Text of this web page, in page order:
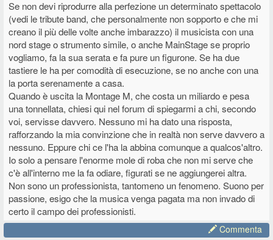
Se non devi riprodurre alla perfezione un determinato spettacolo
(vedi le tribute band, che personalmente non sopporto e che mi
creano il più delle volte anche imbarazzo) il musicista con una
nord stage o strumento simile, o anche MainStage se proprio
vogliamo, fa la sua serata e fa pure un figurone. Se ha due
tastiere le ha per comodità di esecuzione, se no anche con una
la porta serenamente a casa.
Quando è uscita la Montage M, che costa un miliardo e pesa
una tonnellata, chiesi qui nel forum di spiegarmi a chi, secondo
voi, servisse davvero. Nessuno mi ha dato una risposta,
rafforzando la mia convinzione che in realtà non serve davvero a
nessuno. Eppure chi ce l'ha la abbina comunque a qualcos'altro.
Io solo a pensare l'enorme mole di roba che non mi serve che
c'è all'interno me la fa odiare, figurati se ne aggiungerei altra.
Non sono un professionista, tantomeno un fenomeno. Suono per
passione, esigo che la musica venga pagata ma non invado di
certo il campo dei professionisti.
Commenta